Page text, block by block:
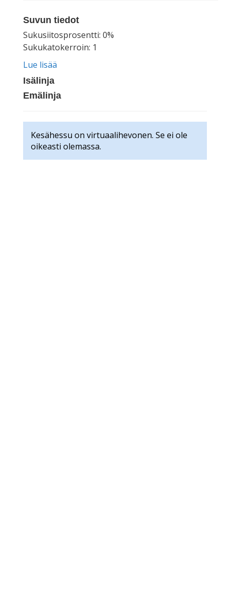
Suvun tiedot
Sukusiitosprosentti: 0%
Sukukatokerroin: 1
Lue lisää
Isälinja
Emälinja
Kesähessu on virtuaalihevonen. Se ei ole
oikeasti olemassa.